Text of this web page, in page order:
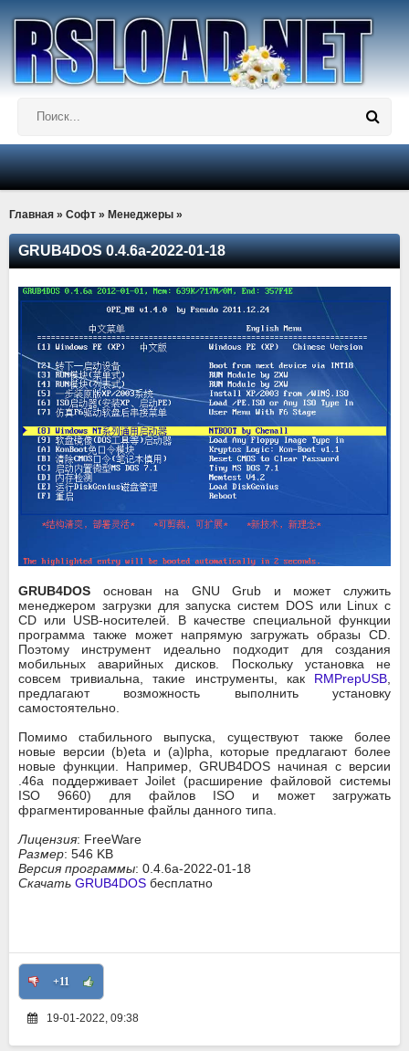
Главная » Софт » Менеджеры »
GRUB4DOS 0.4.6a-2022-01-18
GRUB4DOS основан на GNU Grub и может служить
менеджером загрузки для запуска систем DOS или Linux с
CD или USB-носителей. В качестве специальной функции
программа также может напрямую загружать образы CD.
Поэтому инструмент идеально подходит для создания
мобильных аварийных дисков. Поскольку установка не
совсем тривиальна, такие инструменты, как RMPrepUSB
предлагают возможность выполнить установку
самостоятельно.
Помимо стабильного выпуска, существуют также более
новые версии (b)eta и (a)lpha, которые предлагают более
новые функции. Например, GRUB4DOS начиная с версии
.46a поддерживает Joilet (расширение файловой системы
ISO 9660) для файлов ISO и может загружать
фрагментированные файлы данного типа.
Лицензия: FreeWare
Размер: 546 KB
Версия программы: 0.4.6a-2022-01-18
Скачать GRUB4DOS бесплатно
+11
19-01-2022, 09:38